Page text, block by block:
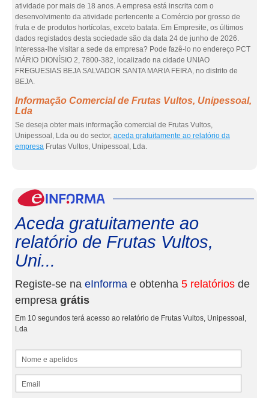
atividade por mais de 18 anos. A empresa está inscrita com o
desenvolvimento da atividade pertencente a Comércio por grosso de
fruta e de produtos hortícolas, exceto batata. Em Empresite, os últimos
dados registados desta sociedade são da data 24 de junho de 2026.
Interessa-lhe visitar a sede da empresa? Pode fazê-lo no endereço PCT
MÁRIO DIONÍSIO 2, 7800-382, localizado na cidade UNIAO
FREGUESIAS BEJA SALVADOR SANTA MARIA FEIRA, no distrito de
BEJA.
Informação Comercial de Frutas Vultos, Unipessoal,
Lda
Se deseja obter mais informação comercial de Frutas Vultos,
Unipessoal, Lda ou do sector, aceda gratuitamente ao relatório da
empresa Frutas Vultos, Unipessoal, Lda.
Aceda gratuitamente ao
relatório de Frutas Vultos,
Uni...
Registe-se na eInforma e obtenha 5 relatórios de
empresa grátis
Em 10 segundos terá acesso ao relatório de Frutas Vultos, Unipessoal,
Lda